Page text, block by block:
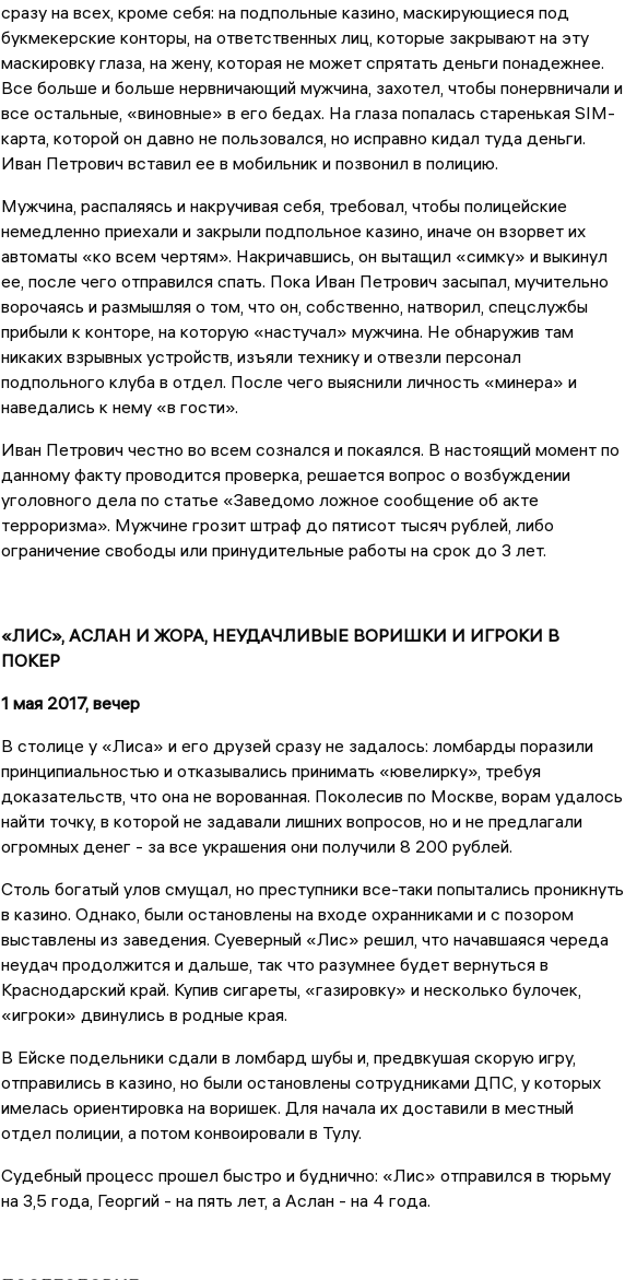
сразу на всех, кроме себя: на подпольные казино, маскирующиеся под
букмекерские конторы, на ответственных лиц, которые закрывают на эту
маскировку глаза, на жену, которая не может спрятать деньги понадежнее.
Все больше и больше нервничающий мужчина, захотел, чтобы понервничали и
все остальные, «виновные» в его бедах. На глаза попалась старенькая SIM-
карта, которой он давно не пользовался, но исправно кидал туда деньги.
Иван Петрович вставил ее в мобильник и позвонил в полицию.
Мужчина, распаляясь и накручивая себя, требовал, чтобы полицейские
немедленно приехали и закрыли подпольное казино, иначе он взорвет их
автоматы «ко всем чертям». Накричавшись, он вытащил «симку» и выкинул
ее, после чего отправился спать. Пока Иван Петрович засыпал, мучительно
ворочаясь и размышляя о том, что он, собственно, натворил, спецслужбы
прибыли к конторе, на которую «настучал» мужчина. Не обнаружив там
никаких взрывных устройств, изъяли технику и отвезли персонал
подпольного клуба в отдел. После чего выяснили личность «минера» и
наведались к нему «в гости».
Иван Петрович честно во всем сознался и покаялся. В настоящий момент по
данному факту проводится проверка, решается вопрос о возбуждении
уголовного дела по статье «Заведомо ложное сообщение об акте
терроризма». Мужчине грозит штраф до пятисот тысяч рублей, либо
ограничение свободы или принудительные работы на срок до 3 лет.
«ЛИС», АСЛАН И ЖОРА, НЕУДАЧЛИВЫЕ ВОРИШКИ И ИГРОКИ В
ПОКЕР
1 мая 2017, вечер
В столице у «Лиса» и его друзей сразу не задалось: ломбарды поразили
принципиальностью и отказывались принимать «ювелирку», требуя
доказательств, что она не ворованная. Поколесив по Москве, ворам удалось
найти точку, в которой не задавали лишних вопросов, но и не предлагали
огромных денег - за все украшения они получили 8 200 рублей.
Столь богатый улов смущал, но преступники все-таки попытались проникнуть
в казино. Однако, были остановлены на входе охранниками и с позором
выставлены из заведения. Суеверный «Лис» решил, что начавшаяся череда
неудач продолжится и дальше, так что разумнее будет вернуться в
Краснодарский край. Купив сигареты, «газировку» и несколько булочек,
«игроки» двинулись в родные края.
В Ейске подельники сдали в ломбард шубы и, предвкушая скорую игру,
отправились в казино, но были остановлены сотрудниками ДПС, у которых
имелась ориентировка на воришек. Для начала их доставили в местный
отдел полиции, а потом конвоировали в Тулу.
Судебный процесс прошел быстро и буднично: «Лис» отправился в тюрьму
на 3,5 года, Георгий - на пять лет, а Аслан - на 4 года.